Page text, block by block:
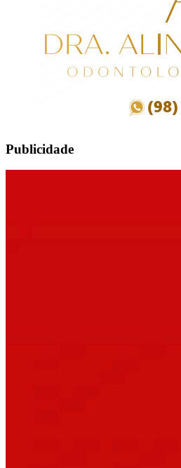
Publicidade